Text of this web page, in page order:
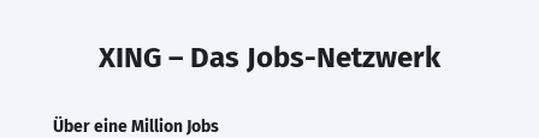
XING – Das Jobs-Netzwerk
Über eine Million Jobs